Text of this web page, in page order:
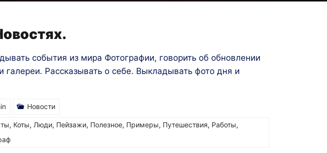
события из мира Фотографии, говорить об обновлении
галереи. Рассказывать о себе. Выкладывать фото дня и
Новости
, Коты, Люди, Пейзажи, Полезное, Примеры, Путешествия, Работы,